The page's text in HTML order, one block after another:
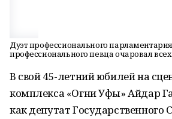
Дуэт профессионального
профессионального певца очаровал всех.
В свой 45-летний юбилей на
комплекса «Огни Уфы» Айдар
как депутат Государственного